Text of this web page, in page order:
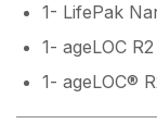
1- LifePak
1- ageLOC R2
1- ageLOC®